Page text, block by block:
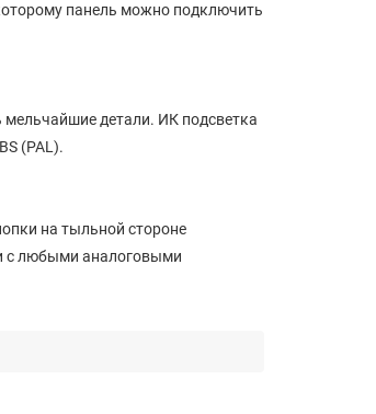
панель можно подключить
мельчайшие детали. ИК подсветка
(PAL).
на тыльной стороне
с любыми аналоговыми